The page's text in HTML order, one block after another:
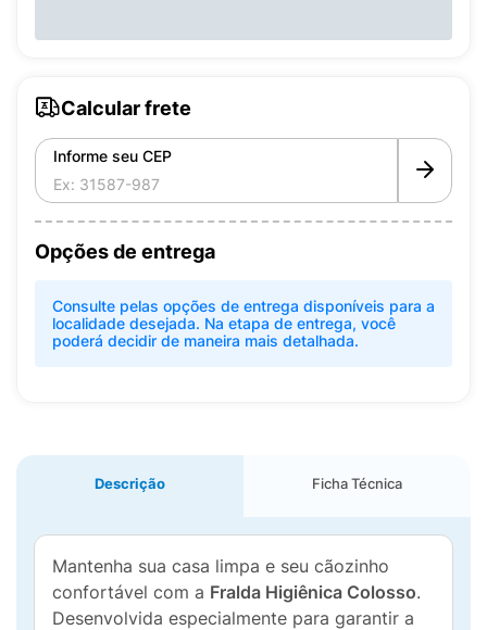
Calcular frete
Informe seu CEP
Opções de entrega
Consulte pelas opções de entrega disponíveis para a
localidade desejada. Na etapa de entrega, você
poderá decidir de maneira mais detalhada.
Descrição Ficha Técnica
Mantenha sua casa limpa e seu cãozinho
confortável com a Fralda Higiênica Colosso.
Desenvolvida especialmente para garantir a